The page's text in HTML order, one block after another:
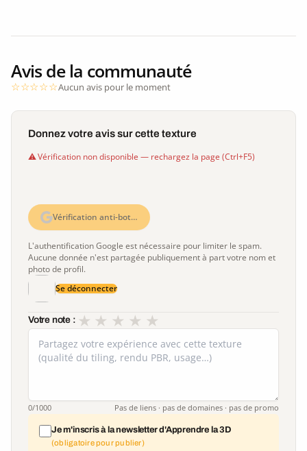
Avis de la communauté
Aucun avis pour le moment
Donnez votre avis sur cette texture
Vérification non disponible — rechargez la page (Ctrl+F5)
Vérification anti-bot…
L'authentification Google est nécessaire pour limiter le spam.
Aucune donnée n'est partagée publiquement à part votre nom et
photo de profil.
Se déconnecter
Votre note : ★
★
★
★
★
0/1000 Pas de liens · pas de domaines · pas de promo
Je m'inscris à la newsletter d'Apprendre la 3D
(obligatoire pour publier)